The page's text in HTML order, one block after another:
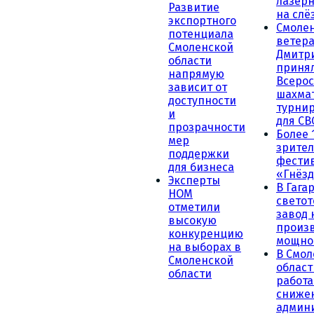
Развитие
экспортного
потенциала
Смоленской
области
напрямую
зависит от
доступности
и
прозрачности
мер
поддержки
для бизнеса
Эксперты
НОМ
отметили
высокую
конкуренцию
на выборах в
Смоленской
области
на
для
Более
В
завод
В